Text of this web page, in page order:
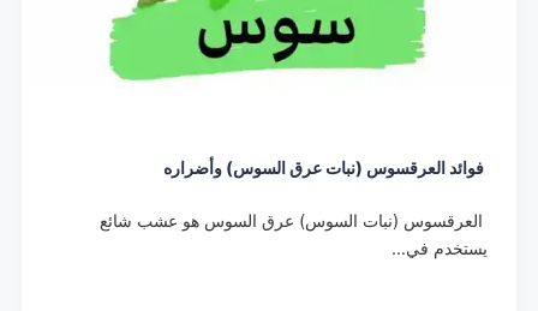
فوائد العرقسوس (نبات عرق السوس) وأضراره
العرقسوس (نبات السوس) عرق السوس هو عشب شائع
يستخدم في…